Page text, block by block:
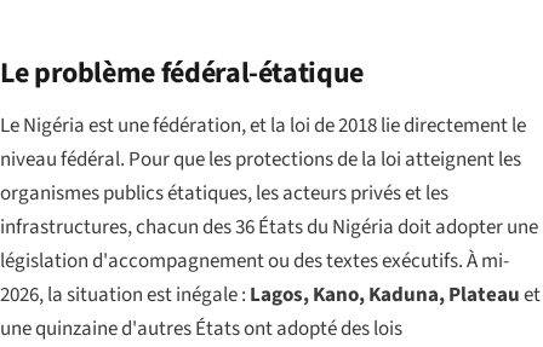
Le problème fédéral-étatique
Le Nigéria est une fédération, et la loi de 2018 lie directement le
niveau fédéral. Pour que les protections de la loi atteignent les
organismes publics étatiques, les acteurs privés et les
infrastructures, chacun des 36 États du Nigéria doit adopter une
législation d'accompagnement ou des textes exécutifs. À mi-
2026, la situation est inégale : Lagos, Kano, Kaduna, Plateauet
une quinzaine d'autres États ont adopté des lois